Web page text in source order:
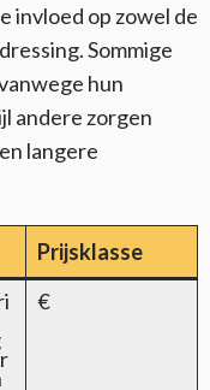
invloed op zowel de
Sommige
hun
andere zorgen
langere
Prijsklasse
€